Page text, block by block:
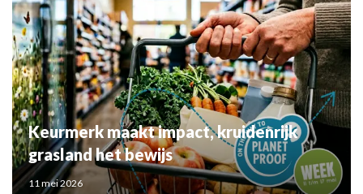
Keurmerk maakt impact, kruidenrijk
grasland het bewijs
11 mei 2026